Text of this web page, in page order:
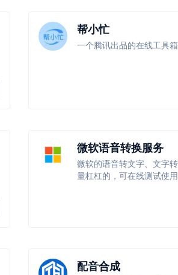
帮小忙
一个腾讯出品的在线工具
微软语音转换服务
微软的语音转文字、文字
量杠杠的，可在线测试使用
配音合成